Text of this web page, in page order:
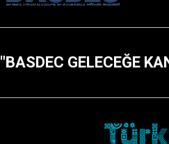
"BASDEC GELECEĞE